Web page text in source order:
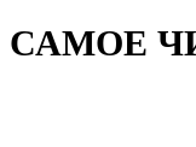
САМОЕ